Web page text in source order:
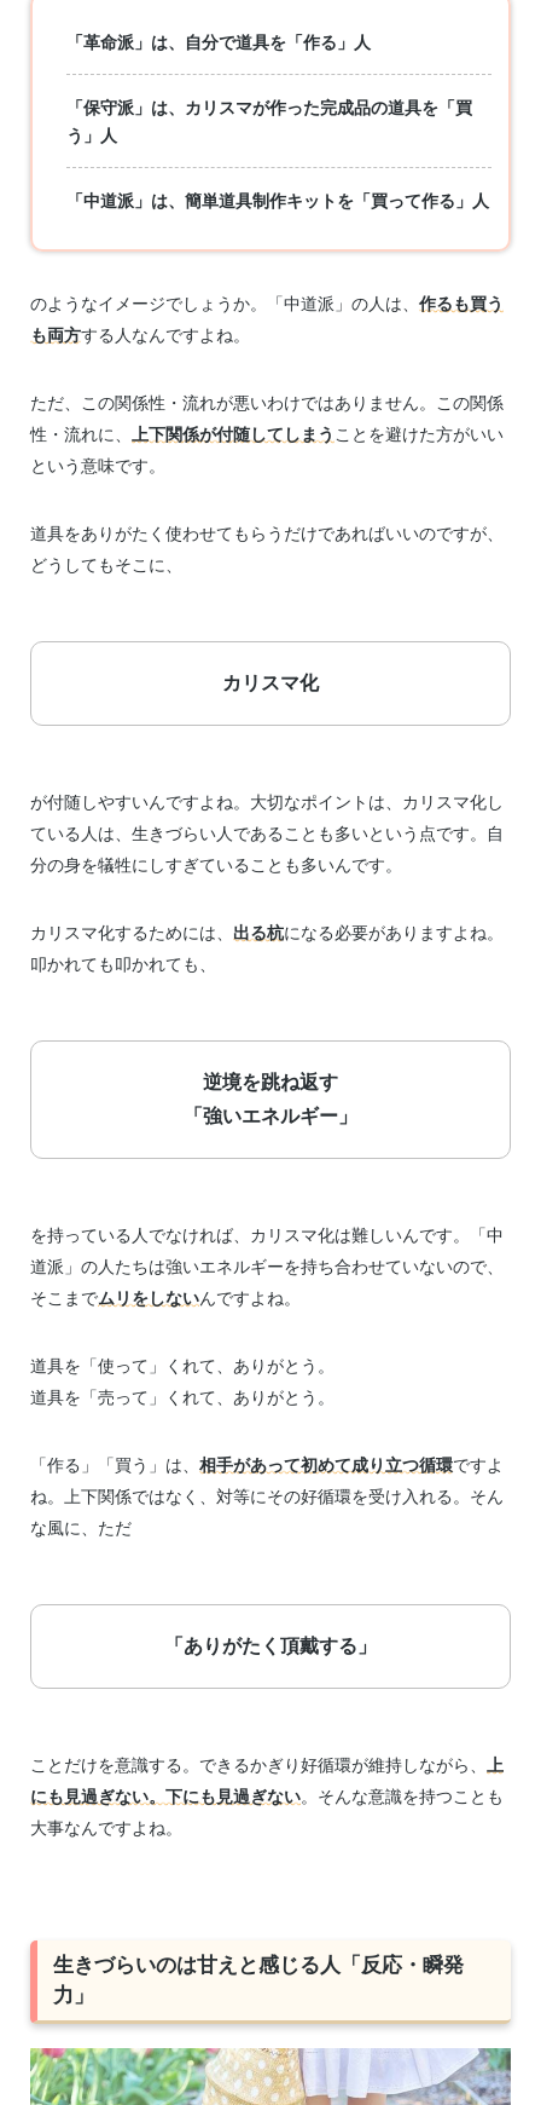
「革命派」は、自分で道具を「作る」人
「保守派」は、カリスマが作った完成品の道具を「買
う」人
「中道派」は、簡単道具制作キットを「買って作る」人
のようなイメージでしょうか。「中道派」の人は、 作るも買う
も両方する人なんですよね。
ただ、この関係性・流れが悪いわけではありません。この関係
性・流れに、 上下関係が付随してしまう ことを避けた方がいい
という意味です。
道具をありがたく使わせてもらうだけであればいいのですが、
どうしてもそこに、
カリスマ化
が付随しやすいんですよね。大切なポイントは、カリスマ化し
ている人は、生きづらい人であることも多いという点です。自
分の身を犠牲にしすぎていることも多いんです。
カリスマ化するためには、 出る杭になる必要がありますよね。
叩かれても叩かれても、
逆境を跳ね返す
「強いエネルギー」
を持っている人でなければ、カリスマ化は難しいんです。「中
道派」の人たちは強いエネルギーを持ち合わせていないので、
そこまでムリをしないんですよね。
道具を「使って」くれて、ありがとう。
道具を「売って」くれて、ありがとう。
「作る」「買う」は、 相手があって初めて成り立つ循環ですよ
ね。上下関係ではなく、対等にその好循環を受け入れる。そん
な風に、ただ
「ありがたく頂戴する」
ことだけを意識する。できるかぎり好循環が維持しながら、 上
にも見過ぎない。下にも見過ぎない。そんな意識を持つことも
大事なんですよね。
生きづらいのは甘えと感じる人「反応・瞬発
力」